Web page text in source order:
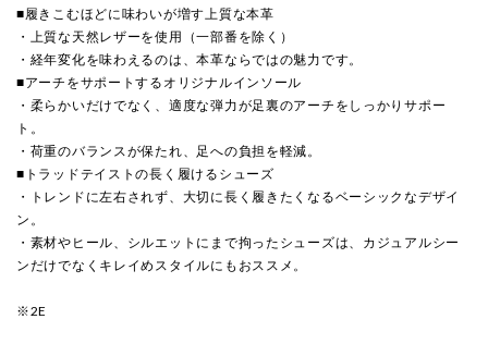
■履きこむほどに味わいが増す上質な本革
・上質な天然レザーを使用（一部番を除く）
・経年変化を味わえるのは、本革ならではの魅力です。
■アーチをサポートするオリジナルインソール
・柔らかいだけでなく、適度な弾力が足裏のアーチをしっかりサポー
ト。
・荷重のバランスが保たれ、足への負担を軽減。
■トラッドテイストの長く履けるシューズ
・トレンドに左右されず、大切に長く履きたくなるベーシックなデザイ
ン。
・素材やヒール、シルエットにまで拘ったシューズは、カジュアルシー
ンだけでなくキレイめスタイルにもおススメ。
※2E